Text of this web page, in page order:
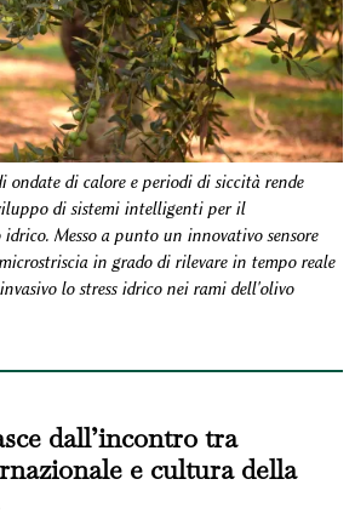
ondate di calore e periodi di siccità rende
di sistemi intelligenti per il
Messo a punto un innovativo sensore
in grado di rilevare in tempo reale
lo stress idrico nei rami dell'olivo
dall’incontro tra
e cultura della